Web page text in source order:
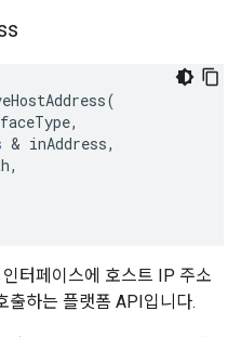
(
,
& inAddress,
,
터페이스에 호스트 IP 주소
출하는 플랫폼 API입니다.